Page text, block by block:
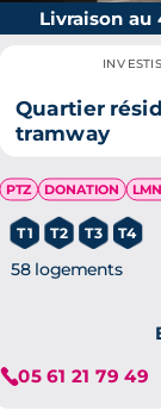
Je
Livraison
Quartier
tramway
PTZ DONATION
T1 T2 T3 T4
58 logements
05 61 21 79 49